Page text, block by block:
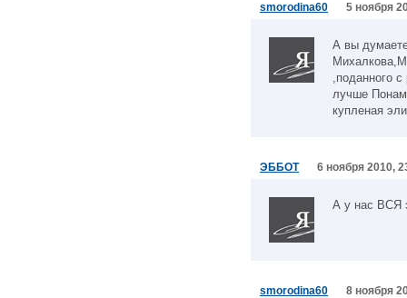
smorodina60 5 ноября
А вы
,поданного
лучше
купленая
ЭББОТ 6 ноября 2010,
А у нас ВСЯ
smorodina60 8 ноября